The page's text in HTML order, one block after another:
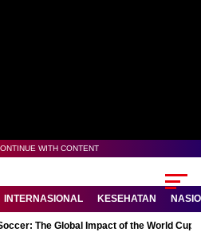
WITH CONTENT
INTERNASIONAL KESEHATAN
The Global Impact of the World Cup